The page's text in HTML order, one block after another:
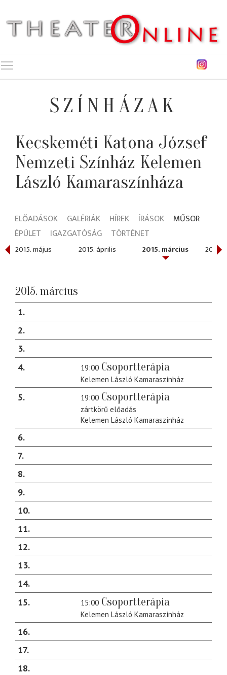
SZÍNHÁZAK
Kecskeméti Katona József
Nemzeti Színház Kelemen
László Kamaraszínháza
ELŐADÁSOK GALÉRIÁK HÍREK ÍRÁSOK
MŰSOR
ÉPÜLET
IGAZGATÓSÁG TÖRTÉNET
2015. május 2015. április 2015. március 2015.
2015. március
1
2
3
4
19:00 Csoportterápia
Kelemen László Kamaraszínház
5 19:00 Csoportterápia
zártkörű előadás
Kelemen László Kamaraszínház
6
7
8
9
10
11
12
13
14
15
15:00 Csoportterápia
Kelemen László Kamaraszínház
16
17
18